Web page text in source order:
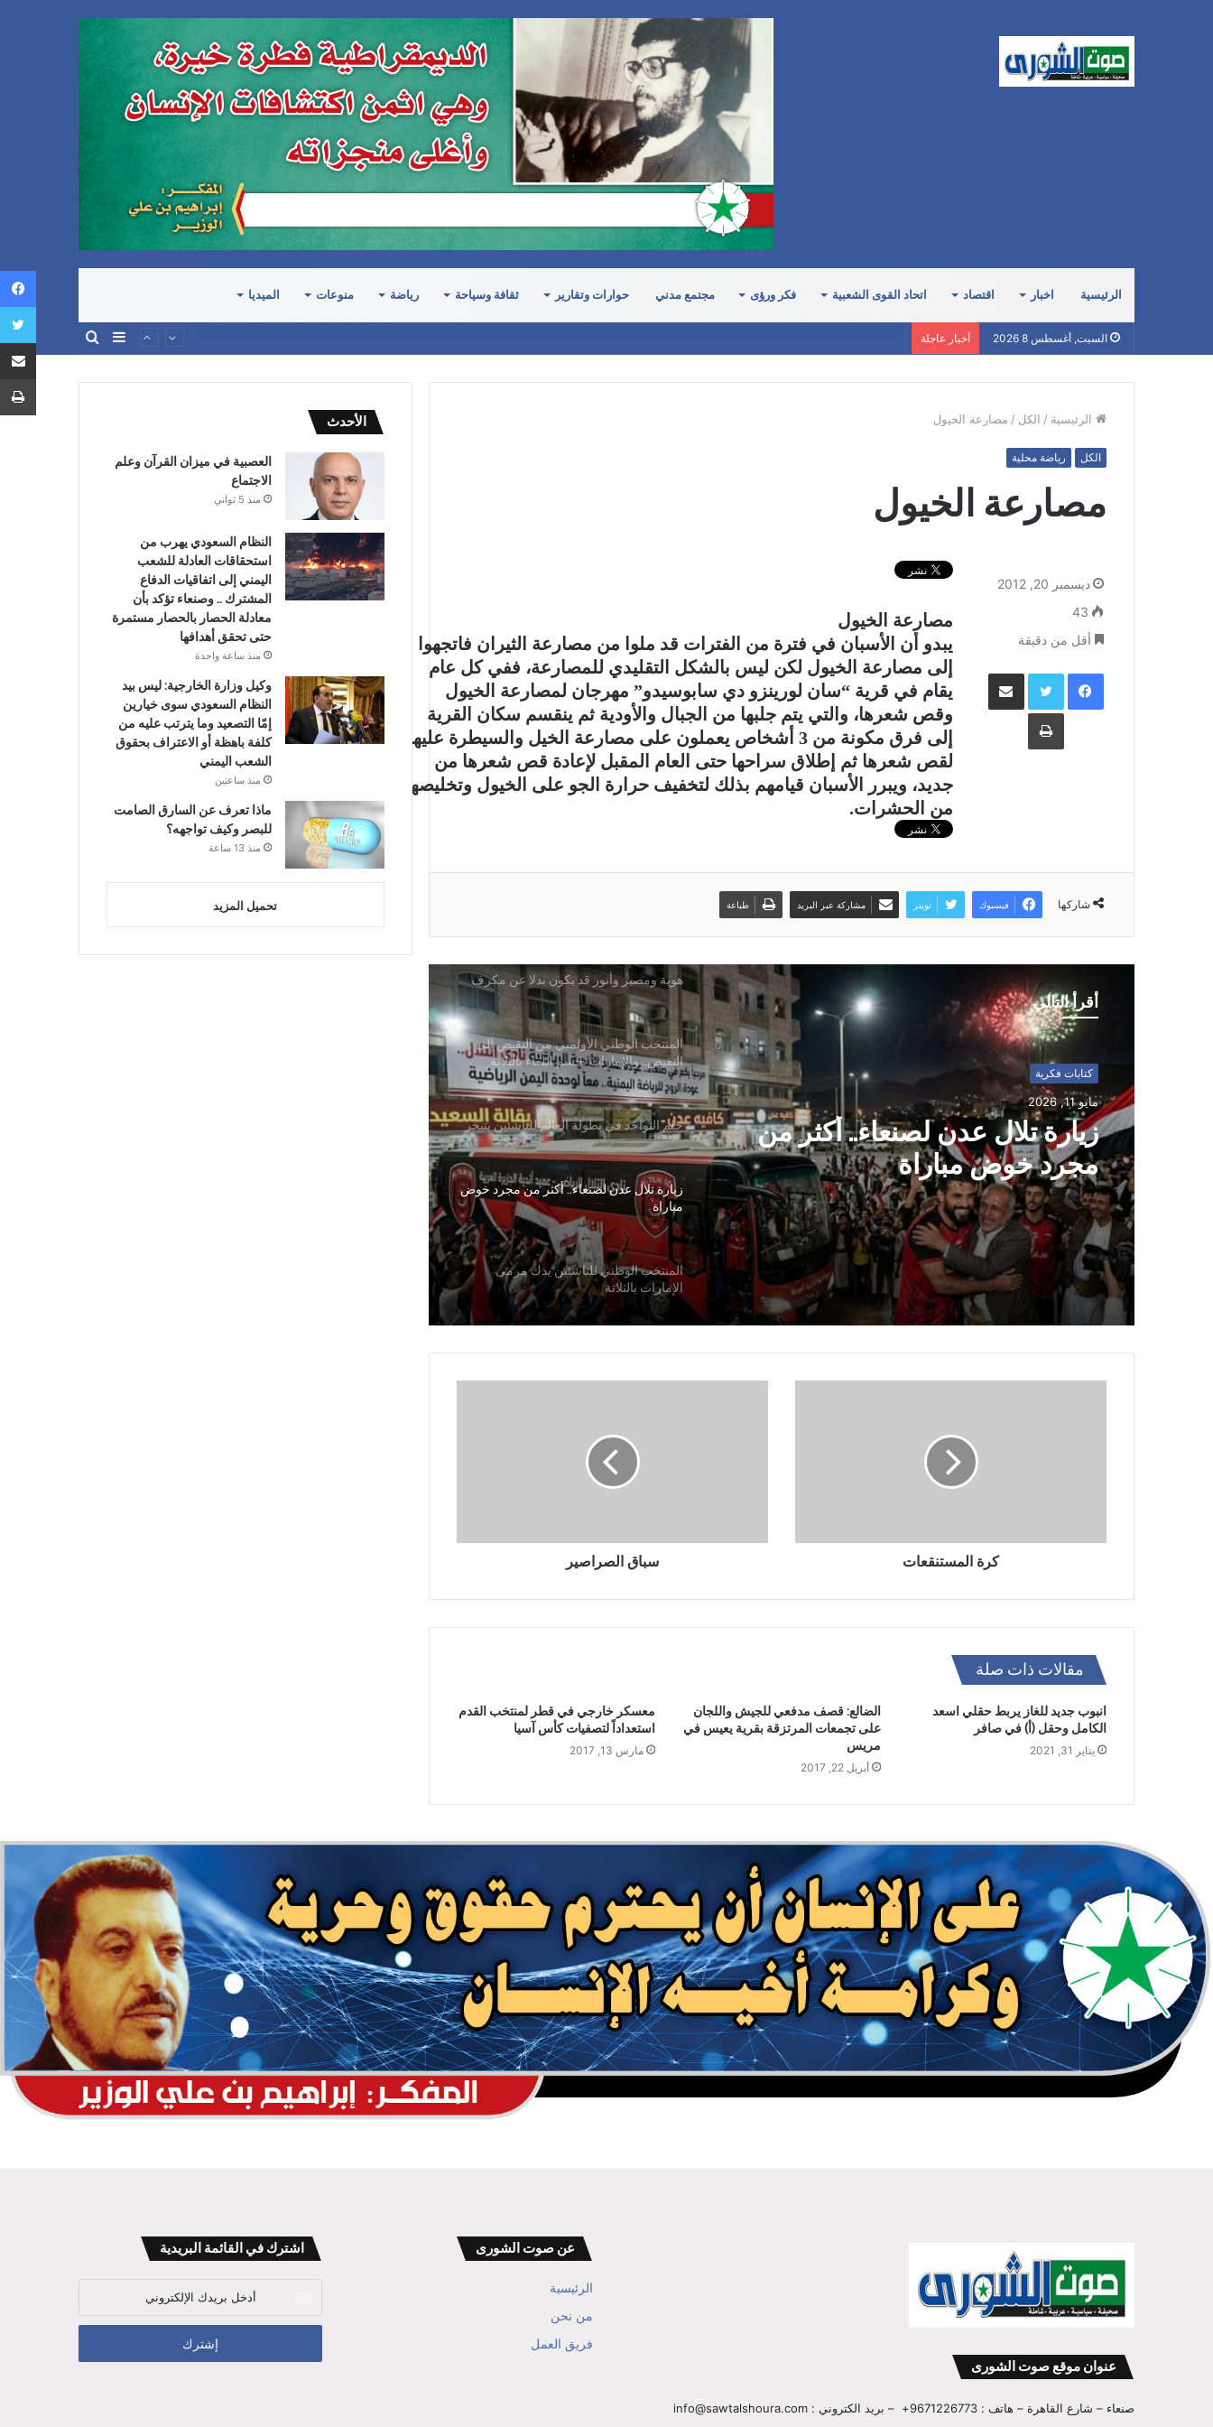
الرئيسية اخبار اقتصاد اتحاد القوى الشعبية فكر ورؤى مجتمع مدني حوارات وتقارير ثقافة وسياحة رياضة منوعات الميديا
السبت, أغسطس 8 2026 أخبار عاجلة
إضافة
الرئيسية / الكل / مصارعة الخيول
الكل رياضة محلية
مصارعة الخيول
مصارعة الخيول
يبدو أن الأسبان في فترة من الفترات قد ملوا من مصارعة الثيران فاتجهوا
إلى مصارعة الخيول لكن ليس بالشكل التقليدي للمصارعة، ففي كل عام
يقام في قرية “سان لورينزو دي سابوسيدو” مهرجان لمصارعة الخيول
وقص شعرها، والتي يتم جلبها من الجبال والأودية ثم ينقسم سكان القرية
إلى فرق مكونة من 3 أشخاص يعملون على مصارعة الخيل والسيطرة عليها
لقص شعرها ثم إطلاق سراحها حتى العام المقبل لإعادة قص شعرها من
جديد، ويبرر الأسبان قيامهم بذلك لتخفيف حرارة الجو على الخيول وتخليصها
من الحشرات.
ديسمبر 20, 2012
43
أقل من دقيقة
فيسبوك تويتر
طباعة
شاركها فيسبوك تويتر مشاركة عبر البريد طباعة
أقرأ التالي
كتابات فكرية
مايو 11, 2026
زيارة تلال عدن لصنعاء.. أكثر من
مجرد خوض مباراة
رياضة محلية
مايو 10, 2026
المنتخب الوطني للناشئين يدك
مرمى الإمارات بالثلاثة
اليمن ينهض من جديد عبر ملاعبه .. ملخص
للجولة الأولى من دوري القدم
انتعاش خزينة برشلونة بعد التتويج بكأس
السوبر الإسباني
هوية ومصير وأنور قد يكون بدلا عن مكرف
المنتخب الوطني الأولمبي من النقيض إلى
النقيض.. والإمارات تحسم اللقاء بالثلاثة
حلم التواجد في بطولة العالم للناشئين يتبخر
زيارة تلال عدن لصنعاء.. أكثر من مجرد خوض
مباراة
المنتخب الوطني للناشئين يدك مرمى
الإمارات بالثلاثة
الدوري اليمني .. هكذا كانت البداية
الأحمر الصغير يخسر أمام فيتنام
اليمن ينهض من جديد عبر ملاعبه .. ملخص
للجولة الأولى من دوري القدم
السوبر الإسباني
تعادل حزين لـ الأولمبي اليمني مع عُمان
هوية ومصير وأنور قد يكون بدلا عن مكرف
حلم التواجد في بطولة العالم للناشئين يتبخر
زيارة تلال عدن لصنعاء.. أكثر من مجرد خوض
مباراة
المنتخب الوطني للناشئين يدك مرمى
الإمارات بالثلاثة
الدوري اليمني .. هكذا كانت البداية
كرة المستنقعات سباق الصراصير
مقالات ذات صلة
انبوب جديد للغاز يربط حقلي اسعد
الكامل وحقل (أ) في صافر
يناير 31, 2021
الضالع: قصف مدفعي للجيش واللجان
على تجمعات المرتزقة بقرية يعيس في
مريس
أبريل 22, 2017
معسكر خارجي في قطر لمنتخب القدم
استعداداً لتصفيات كأس آسيا
مارس 13, 2017
الأحدث
العصبية في ميزان القرآن وعلم
الاجتماع
منذ 5 ثواني
النظام السعودي يهرب من
استحقاقات العادلة للشعب
اليمني إلى اتفاقيات الدفاع
المشترك .. وصنعاء تؤكد بأن
معادلة الحصار بالحصار مستمرة
حتى تحقق أهدافها
منذ ساعة واحدة
وكيل وزارة الخارجية: ليس بيد
النظام السعودي سوى خيارين
إمّا التصعيد وما يترتب عليه من
كلفة باهظة أو الاعتراف بحقوق
الشعب اليمني
منذ ساعتين
ماذا تعرف عن السارق الصامت
للبصر وكيف تواجهه؟
منذ 13 ساعة
تحميل المزيد
عنوان موقع صوت الشورى
صنعاء – شارع القاهرة – هاتف : 9671226773+ – بريد الكتروني : info@sawtalshoura.com
عن صوت الشورى
الرئيسية
من نحن
فريق العمل
اشترك في القائمة البريدية
الإلكتروني